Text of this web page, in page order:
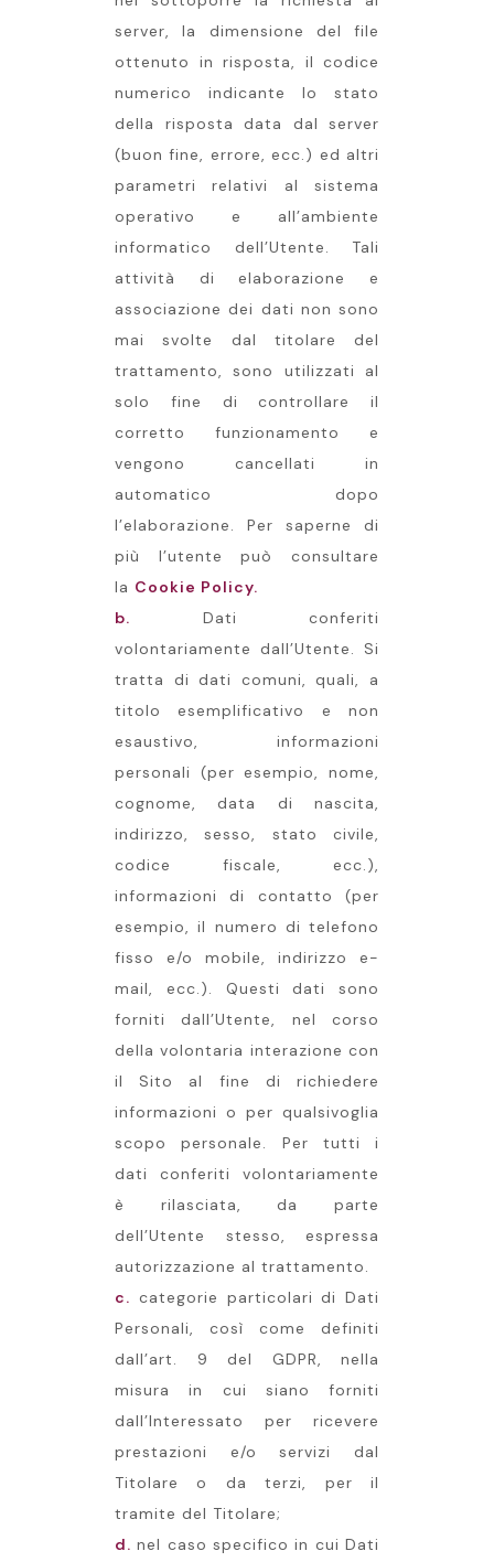
server, la dimensione del file
ottenuto in risposta, il codice
numerico indicante lo stato
della risposta data dal server
(buon fine, errore, ecc.) ed altri
parametri relativi al sistema
operativo e all’ambiente
informatico dell’Utente. Tali
attività di elaborazione e
associazione dei dati non sono
mai svolte dal titolare del
trattamento, sono utilizzati al
solo fine di controllare il
corretto funzionamento e
vengono cancellati in
automatico dopo
l’elaborazione. Per saperne di
più l’utente può consultare
la Cookie Policy.
b. Dati conferiti
volontariamente dall’Utente. Si
tratta di dati comuni, quali, a
titolo esemplificativo e non
esaustivo, informazioni
personali (per esempio, nome,
cognome, data di nascita,
indirizzo, sesso, stato civile,
codice fiscale, ecc.),
informazioni di contatto (per
esempio, il numero di telefono
fisso e/o mobile, indirizzo e-
mail, ecc.). Questi dati sono
forniti dall’Utente, nel corso
della volontaria interazione con
il Sito al fine di richiedere
informazioni o per qualsivoglia
scopo personale. Per tutti i
dati conferiti volontariamente
è rilasciata, da parte
dell’Utente stesso, espressa
autorizzazione al trattamento.
c. categorie particolari di Dati
Personali, così come definiti
dall’art. 9 del GDPR, nella
misura in cui siano forniti
dall’Interessato per ricevere
prestazioni e/o servizi dal
Titolare o da terzi, per il
tramite del Titolare;
d. nel caso specifico in cui Dati